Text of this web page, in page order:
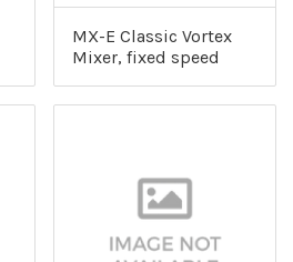
MX-E Classic Vortex
Mixer, fixed speed